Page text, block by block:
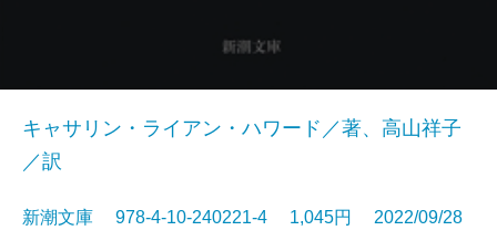
キャサリン・ライアン・ハワード／著、高山祥子
／訳
新潮文庫 978-4-10-240221-4 1,045円 2022/09/28